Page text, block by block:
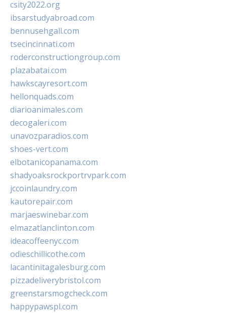
csity2022.org
ibsarstudyabroad.com
bennusehgall.com
tsecincinnati.com
roderconstructiongroup.com
plazabatai.com
hawkscayresort.com
hellonquads.com
diarioanimales.com
decogaleri.com
unavozparadios.com
shoes-vert.com
elbotanicopanama.com
shadyoaksrockportrvpark.com
jccoinlaundry.com
kautorepair.com
marjaeswinebar.com
elmazatlanclinton.com
ideacoffeenyc.com
odieschillicothe.com
lacantinitagalesburg.com
pizzadeliverybristol.com
greenstarsmogcheck.com
happypawspl.com